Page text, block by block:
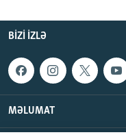
BIZI IZLƏ
MƏLUMAT